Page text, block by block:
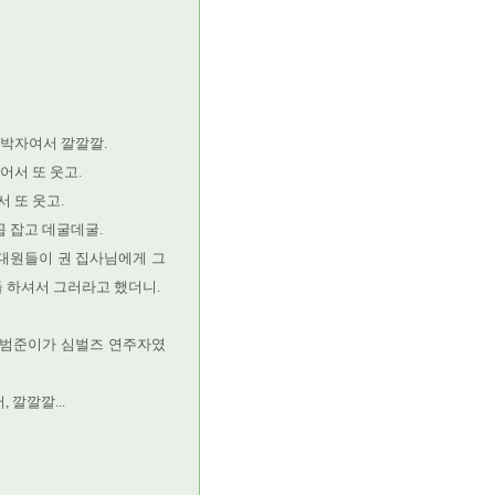
자여서 깔깔깔.
서 또 웃고.
또 웃고.
잡고 데굴데굴.
원들이 권 집사님에게 그
하셔서 그러라고 했더니.
준이가 심벌즈 연주자였
, 깔깔깔...